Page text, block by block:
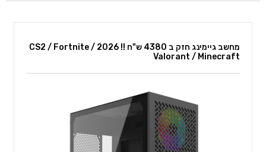
מחשב גיימינג חזק ב 4380 ש"ח !! 2026 CS2 / Fortnite /
Valorant / Minecraft